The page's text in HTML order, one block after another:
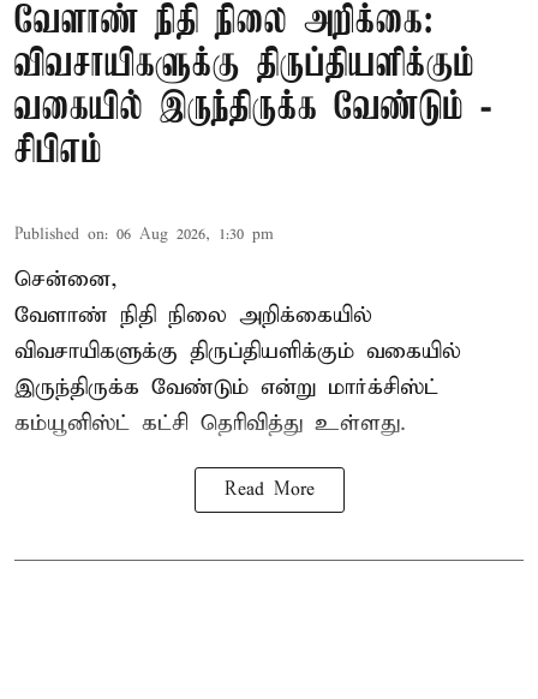
வேளாண் நிதி நிலை அறிக்கை:
விவசாயிகளுக்கு திருப்தியளிக்கும்
வகையில் இருந்திருக்க வேண்டும் -
சிபிஎம்
Published on: 06 Aug 2026, 1:30 pm
சென்னை,
வேளாண் நிதி நிலை அறிக்கையில்
விவசாயிகளுக்கு திருப்தியளிக்கும் வகையில்
இருந்திருக்க வேண்டும் என்று மார்க்சிஸ்ட்
கம்யூனிஸ்ட் கட்சி தெரிவித்து உள்ளது.
Read More